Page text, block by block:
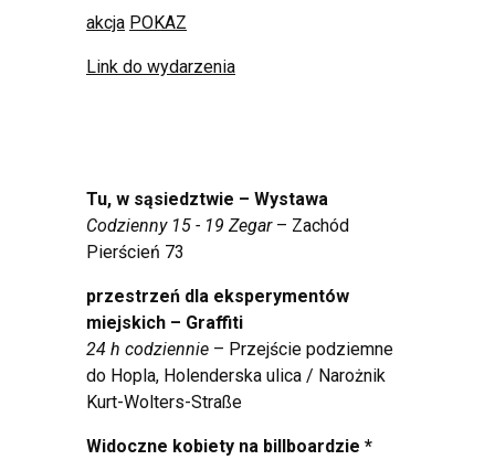
akcja POKAZ
Link do wydarzenia
Tu, w sąsiedztwie – Wystawa
Codzienny 15 - 19 Zegar– Zachód
Pierścień 73
przestrzeń dla eksperymentów
miejskich – Graffiti
24 h codziennie – Przejście podziemne
do Hopla, Holenderska ulica / Narożnik
Kurt-Wolters-Straße
Widoczne kobiety na billboardzie *